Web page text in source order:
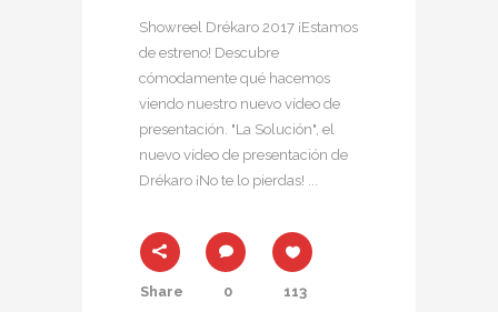
Showreel Drékaro 2017 ¡Estamos
de estreno! Descubre
cómodamente qué hacemos
viendo nuestro nuevo vídeo de
presentación. "La Solución", el
nuevo vídeo de presentación de
Drékaro ¡No te lo pierdas! ...
Share 0 113